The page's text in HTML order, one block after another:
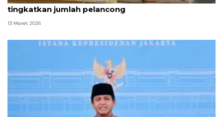
tingkatkan jumlah pelancong
13 Maret 2026